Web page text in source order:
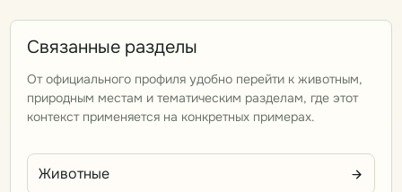
Связанные разделы
От официального профиля удобно перейти к животным,
природным местам и тематическим разделам, где этот
контекст применяется на конкретных примерах.
Животные